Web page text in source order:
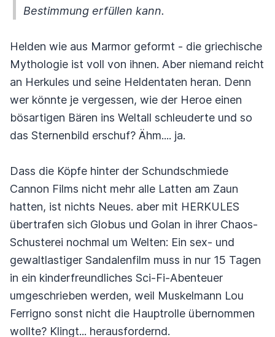
Bestimmung erfüllen kann.
Helden wie aus Marmor geformt - die griechische
Mythologie ist voll von ihnen. Aber niemand reicht
an Herkules und seine Heldentaten heran. Denn
wer könnte je vergessen, wie der Heroe einen
bösartigen Bären ins Weltall schleuderte und so
das Sternenbild erschuf? Ähm.... ja.
Dass die Köpfe hinter der Schundschmiede
Cannon Films nicht mehr alle Latten am Zaun
hatten, ist nichts Neues. aber mit HERKULES
übertrafen sich Globus und Golan in ihrer Chaos-
Schusterei nochmal um Welten: Ein sex- und
gewaltlastiger Sandalenfilm muss in nur 15 Tagen
in ein kinderfreundliches Sci-Fi-Abenteuer
umgeschrieben werden, weil Muskelmann Lou
Ferrigno sonst nicht die Hauptrolle übernommen
wollte? Klingt... herausfordernd.